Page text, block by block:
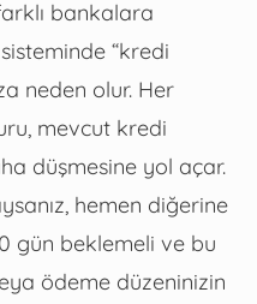
bankalara
“kredi
neden olur. Her
mevcut kredi
düşmesine yol açar.
hemen diğerine
gün beklemeli ve bu
ödeme düzeninizin